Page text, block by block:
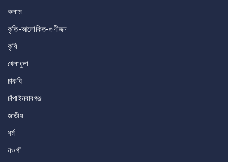
কলাম
কৃতি-আলোকিত-গুণীজন
কৃষি
খেলাধুলা
চাকরি
চাঁপাইনবাবগঞ্জ
জাতীয়
ধর্ম
নওগাঁ